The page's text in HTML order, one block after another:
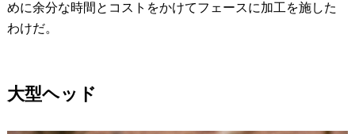
めに余分な時間とコストをかけてフェースに加工を施した
わけだ。
大型ヘッド